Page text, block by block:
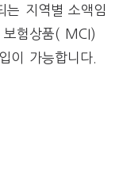
지역별 소액임
보험상품( MCI)
이 가능합니다.